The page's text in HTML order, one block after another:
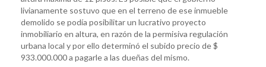
livianamente sostuvo que en el terreno de ese inmueble
demolido se podía posibilitar un lucrativo proyecto
inmobiliario en altura, en razón de la permisiva regulación
urbana local y por ello determinó el subido precio de $
933.000.000 a pagarle a las dueñas del mismo.